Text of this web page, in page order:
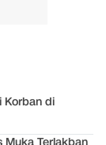
Korban di